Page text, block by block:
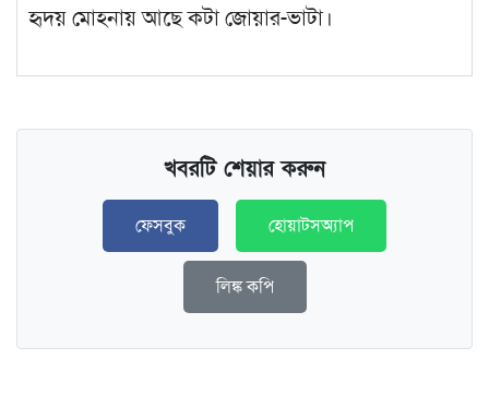
হৃদয় মোহনায় আছে কটা জোয়ার-ভাটা।
খবরটি শেয়ার করুন
ফেসবুক হোয়াটসঅ্যাপ
লিঙ্ক কপি